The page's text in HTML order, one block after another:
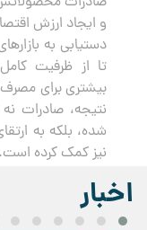
و ایجاد ارزش
دستیابی به
تا از ظرفیت
بیشتری برای
نتیجه، صادرات
شده، بلکه به
نیز کمک کرده است.
اخبار